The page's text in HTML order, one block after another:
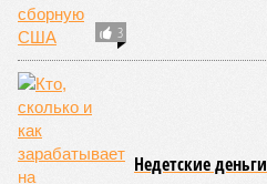
3
Недетские деньги